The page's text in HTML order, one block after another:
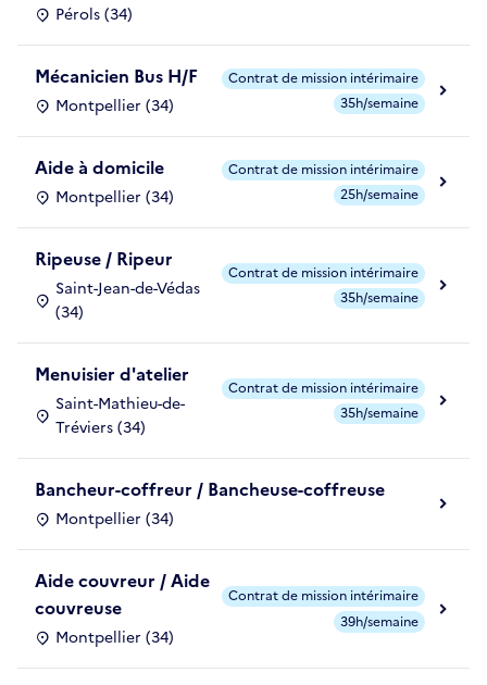
Pérols (34)
Mécanicien Bus H/F
Montpellier (34)
Contrat de mission intérimaire
35h/semaine
Aide à domicile
Montpellier (34)
Contrat de mission intérimaire
25h/semaine
Ripeuse / Ripeur
Saint-Jean-de-Védas
(34)
Contrat de mission intérimaire
35h/semaine
Menuisier d'atelier
Saint-Mathieu-de-
Tréviers (34)
Contrat de mission intérimaire
35h/semaine
Bancheur-coffreur / Bancheuse-coffreuse
Montpellier (34)
Aide couvreur / Aide
couvreuse
Montpellier (34)
Contrat de mission intérimaire
39h/semaine